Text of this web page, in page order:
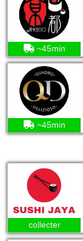
~45min
~45min
collecter